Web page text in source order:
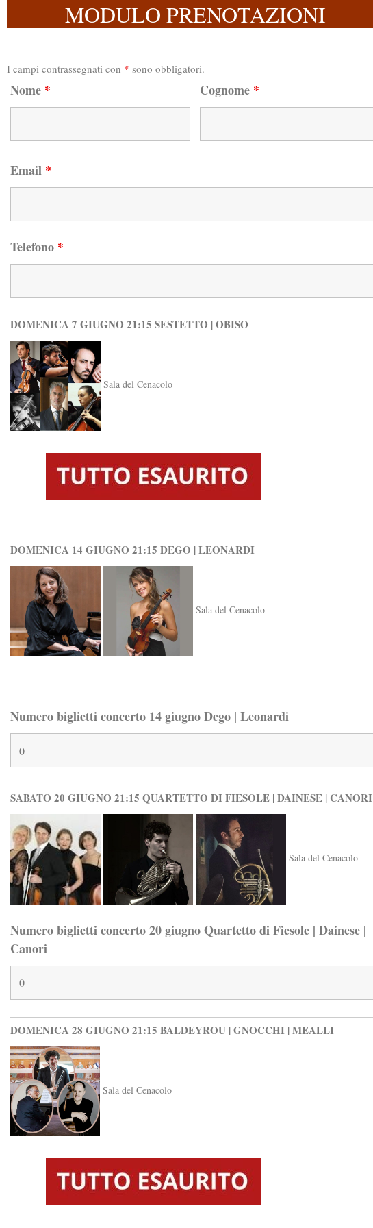
MODULO PRENOTAZIONI
I campi contrassegnati con * sono obbligatori.
Nome * Cognome *
Email *
Telefono *
DOMENICA 7 GIUGNO 21:15 SESTETTO | OBISO
Sala del Cenacolo
DOMENICA 14 GIUGNO 21:15 DEGO | LEONARDI
Sala del Cenacolo
Numero biglietti concerto 14 giugno Dego | Leonardi
SABATO 20 GIUGNO 21:15 QUARTETTO DI FIESOLE | DAINESE | CANORI
Sala del Cenacolo
Numero biglietti concerto 20 giugno Quartetto di Fiesole | Dainese |
Canori
DOMENICA 28 GIUGNO 21:15 BALDEYROU | GNOCCHI | MEALLI
Sala del Cenacolo